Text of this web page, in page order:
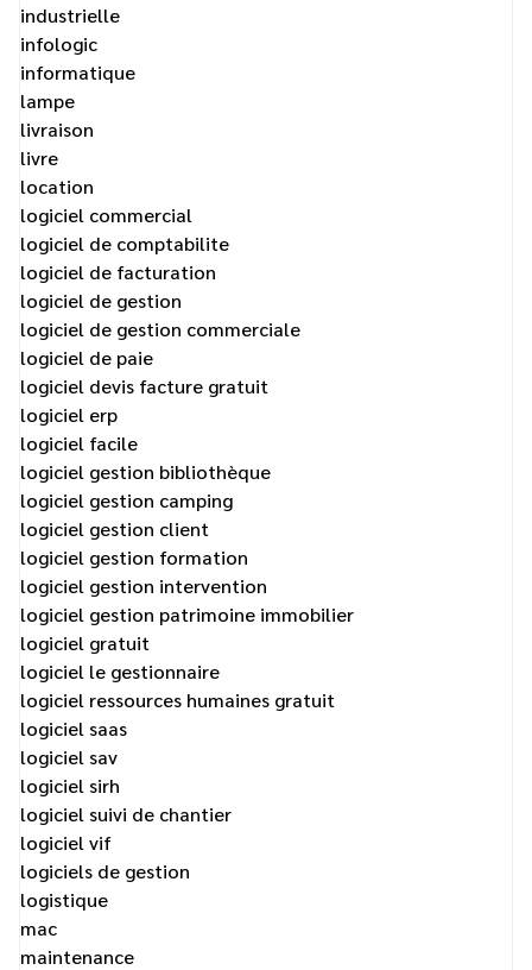
industrielle
infologic
informatique
lampe
livraison
livre
location
logiciel commercial
logiciel de comptabilite
logiciel de facturation
logiciel de gestion
logiciel de gestion commerciale
logiciel de paie
logiciel devis facture gratuit
logiciel erp
logiciel facile
logiciel gestion bibliothèque
logiciel gestion camping
logiciel gestion client
logiciel gestion formation
logiciel gestion intervention
logiciel gestion patrimoine immobilier
logiciel gratuit
logiciel le gestionnaire
logiciel ressources humaines gratuit
logiciel saas
logiciel sav
logiciel sirh
logiciel suivi de chantier
logiciel vif
logiciels de gestion
logistique
mac
maintenance